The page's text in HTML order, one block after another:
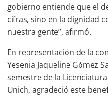
gobierno entiende que el
cifras, sino en la dignidad
nuestra gente”, afirmó.
En representación de la
Yesenia Jaqueline Gómez
semestre de la
Unich, agradeció este